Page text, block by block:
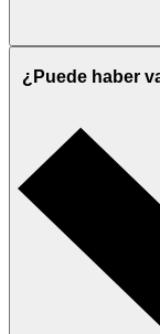
¿Puede haber